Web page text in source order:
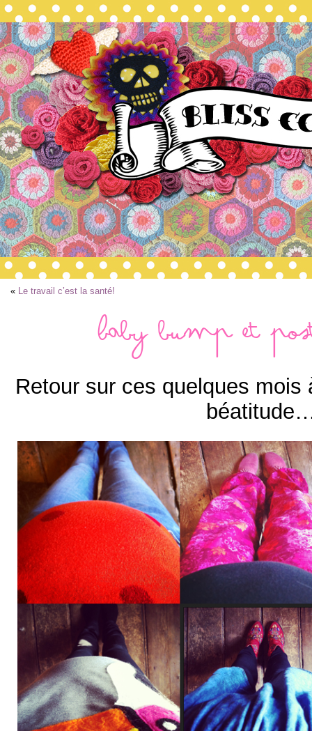
« Le travail c’est la santé!
Baby bump et
Retour sur ces quelques mois